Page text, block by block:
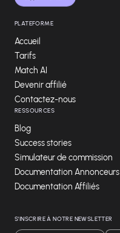
PLATEFORME
Accueil
Tarifs
Match AI
Devenir affilié
Contactez-nous
RESSOURCES
Blog
Success stories
Simulateur de commission
Documentation Annonceurs
Documentation Affiliés
S'INSCRIRE À NOTRE NEWSLETTER